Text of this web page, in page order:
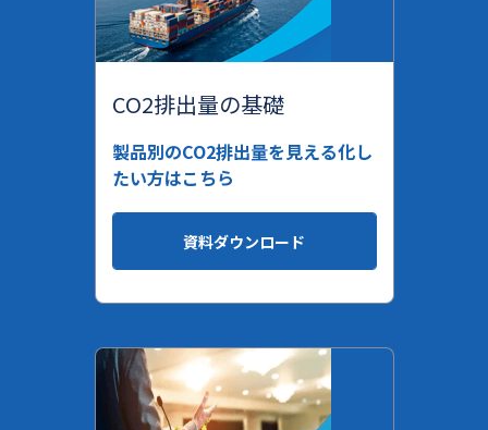
CO2排出量の基礎
製品別のCO2排出量を見える化し
たい方はこちら
資料ダウンロード